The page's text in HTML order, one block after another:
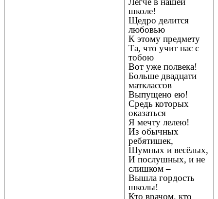
школе!
Щедро делится
любовью
К этому предмету
Та, что учит нас с
тобою
Вот уже полвека!
Больше двадцати
матклассов
Выпущено ею!
Средь которых
оказаться
Я мечту лелею!
Из обычных
ребятишек,
Шумных и весёлых,
И послушных, и не
слишком –
Вышла гордость
школы!
Кто врачом, кто